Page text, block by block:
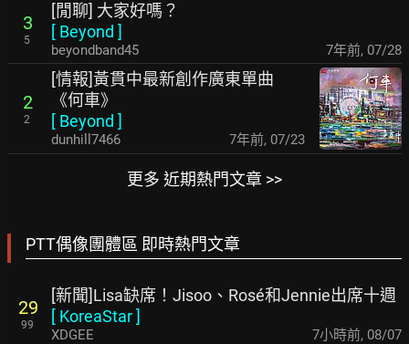
3
5
[閒聊] 大家好嗎？
[ Beyond ]
beyondband45 7年前, 07/28
2
2
[情報]黃貫中最新創作廣東單曲
《何車》
[ Beyond ]
dunhill7466 7年前, 07/23
更多 近期熱門文章 >>
PTT偶像團體區 即時熱門文章
29
99
[新聞]Lisa缺席！Jisoo、Rosé和Jennie出席十週
[ KoreaStar]
XDGEE 7小時前, 08/07